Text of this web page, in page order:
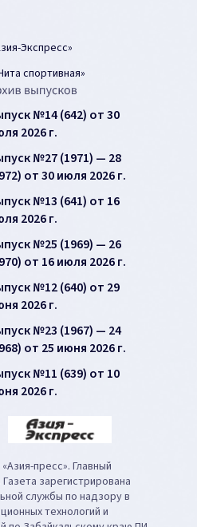
Экспресс»
спортивная»
№14 (642) от 30
2026 г.
№27 (1971) — 28
от 30 июля 2026 г.
№13 (641) от 16
2026 г.
№25 (1969) — 26
от 16 июля 2026 г.
№12 (640) от 29
2026 г.
№23 (1967) — 24
от 25 июня 2026 г.
№11 (639) от 10
2026 г.
пресс». Главный
зарегистрирована
службы по надзору в
технологий и